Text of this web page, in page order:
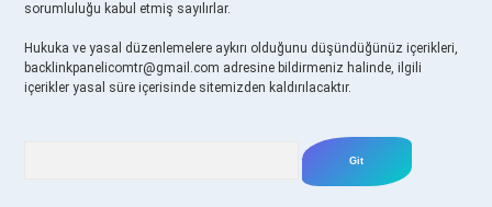
sorumluluğu kabul etmiş sayılırlar.
Hukuka ve yasal düzenlemelere aykırı olduğunu düşündüğünüz içerikleri,
backlinkpanelicomtr@gmail.com adresine bildirmeniz halinde, ilgili
içerikler yasal süre içerisinde sitemizden kaldırılacaktır.